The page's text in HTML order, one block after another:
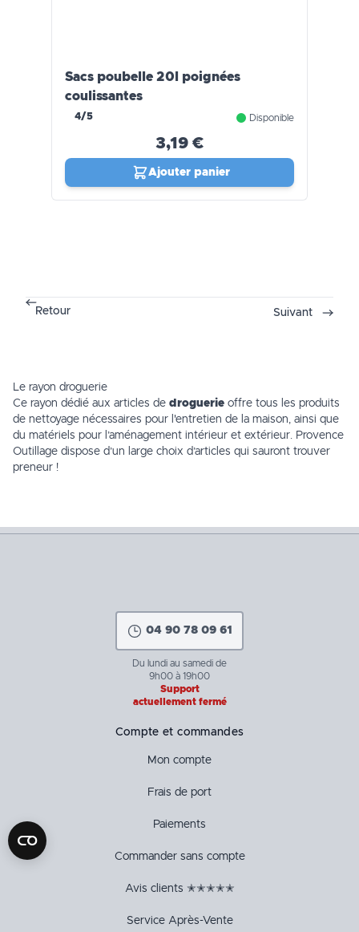
Sacs poubelle 20l poignées
coulissantes
4/5 Disponible
3,19 €
Ajouter panier
Retour Suivant
Le rayon droguerie
Ce rayon dédié aux articles de droguerie offre tous les produits
de nettoyage nécessaires pour l'entretien de la maison, ainsi que
du matériels pour l’aménagement intérieur et extérieur. Provence
Outillage dispose d’un large choix d’articles qui sauront trouver
preneur !
04 90 78 09 61
Du lundi au samedi de
9h00 à 19h00
Support
actuellement fermé
Compte et commandes
Mon compte
Frais de port
Paiements
Commander sans compte
Avis clients ✭✭✭✭✭
Service Après-Vente